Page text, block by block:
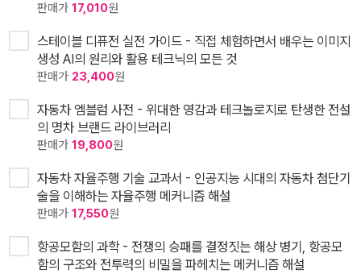
판매가 17,010원
스테이블 디퓨전 실전 가이드 - 직접 체험하면서 배우는 이미지
생성 AI의 원리와 활용 테크닉의 모든 것
판매가 23,400원
자동차 엠블럼 사전 - 위대한 영감과 테크놀로지로 탄생한 전설
의 명차 브랜드 라이브러리
판매가 19,800원
자동차 자율주행 기술 교과서 - 인공지능 시대의 자동차 첨단기
술을 이해하는 자율주행 메커니즘 해설
판매가 17,550원
항공모함의 과학 - 전쟁의 승패를 결정짓는 해상 병기, 항공모
함의 구조와 전투력의 비밀을 파헤치는 메커니즘 해설